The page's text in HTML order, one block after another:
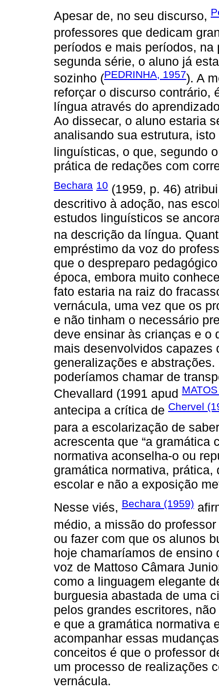
Apesar de, no seu discurso,
professores que dedicam
períodos e mais períodos,
segunda série, o aluno já
sozinho (PEDRINHA, 1957). A
reforçar o discurso contrário,
língua através do
Ao dissecar, o aluno estaria
analisando sua estrutura,
linguísticas, o que, segundo
prática de redações com
Bechara 10 (1959, p. 46)
descritivo à adoção, nas
estudos linguísticos se
na descrição da língua.
empréstimo da voz do
que o despreparo
época, embora muito
fato estaria na raiz do
vernácula, uma vez que os
e não tinham o necessário
deve ensinar às crianças e o
mais desenvolvidos capazes
generalizações e
poderíamos chamar de
Chevallard (1991 apud
antecipa a crítica de Chervel
para a escolarização de
acrescenta que “a
normativa aconselha-o ou
gramática normativa,
escolar e não a exposição
Nesse viés, Bechara (1959)
médio, a missão do
ou fazer com que os alunos
hoje chamaríamos de ensino
voz de Mattoso Câmara
como a linguagem elegante
burguesia abastada de uma
pelos grandes escritores,
e que a gramática normativa
acompanhar essas
conceitos é que o professor
um processo de realizações
vernácula.